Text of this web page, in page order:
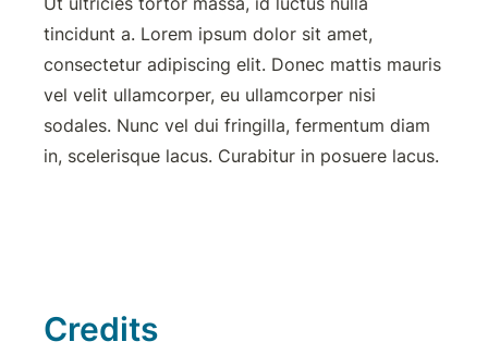
tincidunt a. Lorem ipsum dolor sit amet,
consectetur adipiscing elit. Donec mattis mauris
vel velit ullamcorper, eu ullamcorper nisi
sodales. Nunc vel dui fringilla, fermentum diam
in, scelerisque lacus. Curabitur in posuere lacus.
Credits